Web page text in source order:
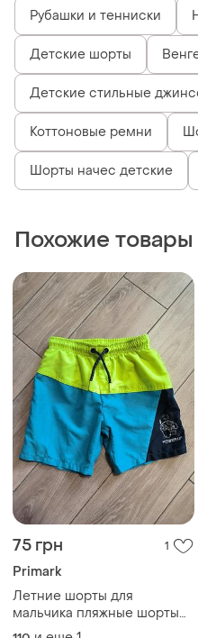
Рубашки и тенниски
Детские шорты
Детские стильные
Коттоновые ремни
Шорты начес детские
Похожие товары
75 грн 1
Primark
Летние шорты для
мальчика пляжные шорты
плавки